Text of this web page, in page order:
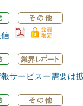
信
報サービスー需要